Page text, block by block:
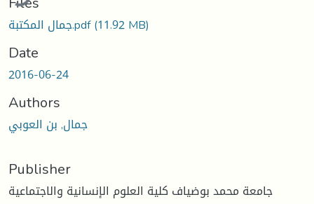
جمال المكتبة.pdf(11.92 MB)
Date
2016-06-24
Authors
جمال, بن العوبي
Publisher
جامعة محمد بوضياف كلية العلوم الإنسانية والاجتماعية